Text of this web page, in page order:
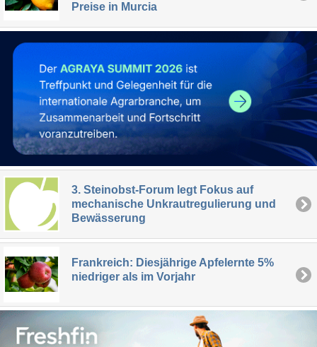
Preise in Murcia
3. Steinobst-Forum legt Fokus auf
mechanische Unkrautregulierung und
Bewässerung
Frankreich: Diesjährige Apfelernte 5%
niedriger als im Vorjahr